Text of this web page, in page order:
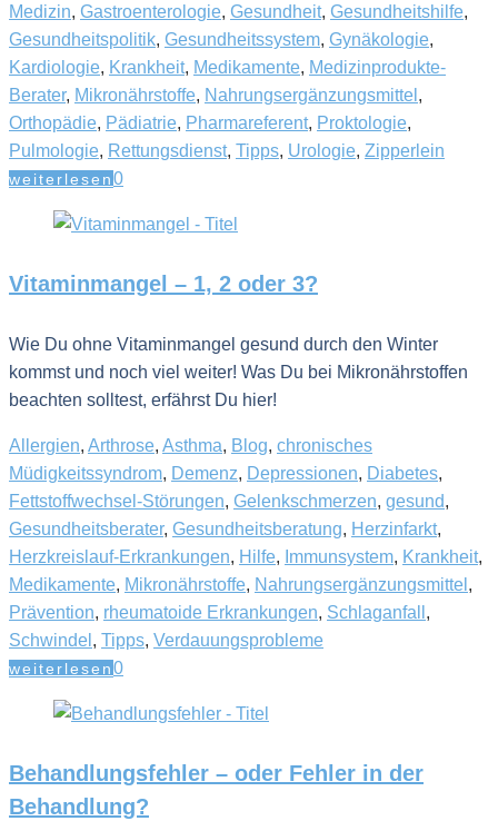
Medizin, Gastroenterologie, Gesundheit, Gesundheitshilfe,
Gesundheitspolitik, Gesundheitssystem, Gynäkologie,
Kardiologie, Krankheit, Medikamente, Medizinprodukte-
Berater, Mikronährstoffe, Nahrungsergänzungsmittel ,
Orthopädie, Pädiatrie, Pharmareferent, Proktologie,
Pulmologie, Rettungsdienst, Tipps, Urologie, Zipperlein
weiterlesen0
Vitaminmangel – 1, 2 oder 3?
Wie Du ohne Vitaminmangel gesund durch den Winter
kommst und noch viel weiter! Was Du bei Mikronährstoffen
beachten solltest, erfährst Du hier!
Allergien, Arthrose, Asthma, Blog, chronisches
Müdigkeitssyndrom, Demenz, Depressionen, Diabetes,
Fettstoffwechsel-Störungen, Gelenkschmerzen, gesund,
Gesundheitsberater, Gesundheitsberatung, Herzinfarkt,
Herzkreislauf-Erkrankungen, Hilfe, Immunsystem, Krankheit,
Medikamente, Mikronährstoffe, Nahrungsergänzungsmittel ,
Prävention, rheumatoide Erkrankungen, Schlaganfall ,
Schwindel , Tipps, Verdauungsprobleme
weiterlesen0
Behandlungsfehler – oder Fehler in der
Behandlung?